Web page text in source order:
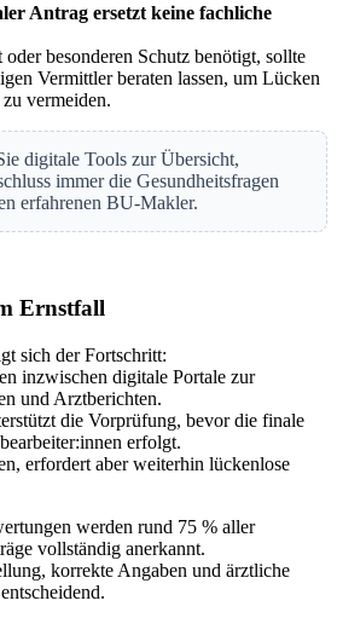
Antrag ersetzt keine fachliche
besonderen Schutz benötigt, sollte
Vermittler beraten lassen, um Lücken
vermeiden.
digitale Tools zur Übersicht,
immer die Gesundheitsfragen
erfahrenen BU-Makler.
Ernstfall
sich der Fortschritt:
inzwischen digitale Portale zur
und Arztberichten.
die Vorprüfung, bevor die finale
erfolgt.
erfordert aber weiterhin lückenlose
werden rund 75 % aller
vollständig anerkannt.
korrekte Angaben und ärztliche